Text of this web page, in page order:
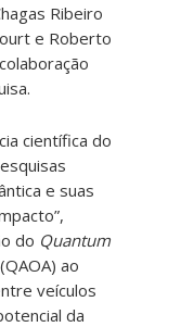
Ribeiro
e Roberto
científica do
e suas
do Quantum
(QAOA) ao
veículos
da